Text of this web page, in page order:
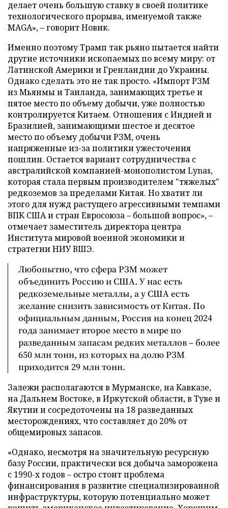
делает очень большую ставку в своей политике
технологического прорыва, именуемой также
MAGA», – говорит Новик.
Именно поэтому Трамп так рьяно пытается найти
другие источники ископаемых по всему миру: от
Латинской Америки и Гренландии до Украины.
Однако сделать это не так просто. «Импорт РЗМ
из Мьянмы и Таиланда, занимающих третье и
пятое место по объему добычи, уже полностью
контролируется Китаем. Отношения с Индией и
Бразилией, занимающими шестое и десятое
место по объему добычи РЗМ, очень
напряженные из-за политики ужесточения
пошлин. Остается вариант сотрудничества с
австралийской компанией-монополистом Lynas,
которая стала первым производителем "тяжелых"
редкоземов за пределами Китая. Но хватит ли
этого для нужд растущего агрессивными темпами
ВПК США и стран Евросоюза – большой вопрос», –
отмечает заместитель директора центра
Института мировой военной экономики и
стратегии НИУ ВШЭ.
Любопытно, что сфера РЗМ может
объединить Россию и США. У нас есть
редкоземельные металлы, а у США есть
желание снизить зависимость от Китая. По
официальным данным, Россия на конец 2024
года занимает второе место в мире по
разведанным запасам редких металлов – более
650 млн тонн, из которых на долю РЗМ
приходится 29 млн тонн.
Залежи располагаются в Мурманске, на Кавказе,
на Дальнем Востоке, в Иркутской области, в Туве и
Якутии и сосредоточены на 18 разведанных
месторождениях, что составляет до 20% от
общемировых запасов.
«Однако, несмотря на значительную ресурсную
базу России, практически вся добыча заморожена
с 1990-х годов – остро стоит проблема
финансирования в развитие специализированной
инфраструктуры, которую потенциально может